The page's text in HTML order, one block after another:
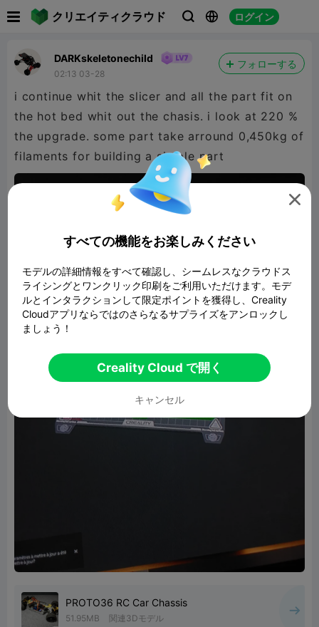
クリエイティクラウド   ログイン
DARKskeletonechild
02:13 03-28
フォローする
i continue whit the slicer and all the part fit on
the hot bed whit out the chasis. i look at 220 %
the upgrade. some part take arround 0,450kg of
filaments for building a simple part
PROTO36 RC Car Chassis
51.95MB 関連3Dモデル

すべての機能をお楽しみください
モデルの詳細情報をすべて確認し、シームレスなクラウドス
ライシングとワンクリック印刷をご利用いただけます。モデ
ルとインタラクションして限定ポイントを獲得し、Creality
Cloudアプリならではのさらなるサプライズをアンロックし
ましょう！
Creality Cloud で開く
キャンセル